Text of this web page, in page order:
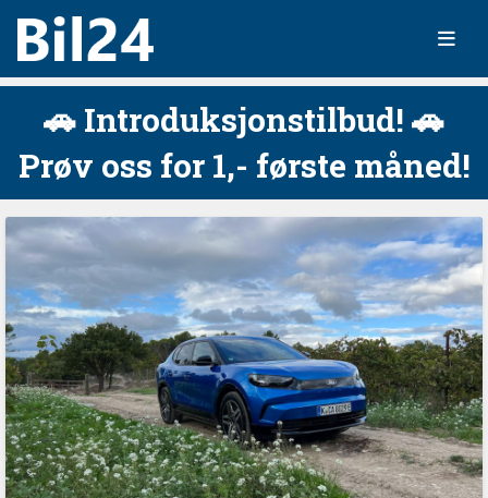
🚗 Introduksjonstilbud! 🚗
Prøv oss for 1,- første måned!